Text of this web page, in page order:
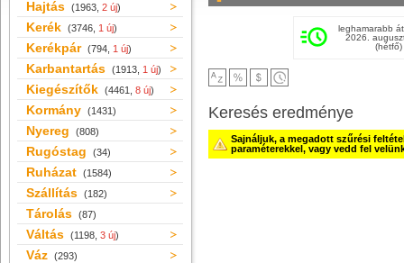
Hajtás (1963, 2 új)
Kerék (3746, 1 új)
Kerékpár (794, 1 új)
Karbantartás (1913, 1 új)
Kiegészítők (4461, 8 új)
Kormány (1431)
Nyereg (808)
Rugóstag (34)
Ruházat (1584)
Szállítás (182)
Tárolás (87)
Váltás (1198, 3 új)
Váz (293)
leghamarabb
2026.
(hétfő)
Keresés eredménye
Sajnáljuk, a megadott szűrési
paraméterekkel, vagy vedd fel